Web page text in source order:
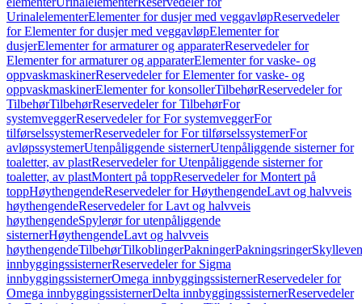
UrinalelementerElementer for dusjer med veggavløpReservedeler
for Elementer for dusjer med veggavløpElementer for
dusjerElementer for armaturer og apparaterReservedeler for
Elementer for armaturer og apparaterElementer for vaske- og
oppvaskmaskinerReservedeler for Elementer for vaske- og
oppvaskmaskinerElementer for konsollerTilbehørReservedeler for
TilbehørTilbehørReservedeler for TilbehørFor
systemveggerReservedeler for For systemveggerFor
tilførselssystemerReservedeler for For tilførselssystemerFor
avløpssystemerUtenpåliggende sisternerUtenpåliggende sisterner for
toaletter, av plastReservedeler for Utenpåliggende sisterner for
toaletter, av plastMontert på toppReservedeler for Montert på
toppHøythengendeReservedeler for HøythengendeLavt og halvveis
høythengendeReservedeler for Lavt og halvveis
høythengendeSpylerør for utenpåliggende
sisternerHøythengendeLavt og halvveis
høythengendeTilbehørTilkoblingerPakningerPakningsringer
innbyggingssisternerReservedeler for Sigma
innbyggingssisternerOmega innbyggingssisternerReservedeler for
Omega innbyggingssisternerDelta innbyggingssisternerReservedeler